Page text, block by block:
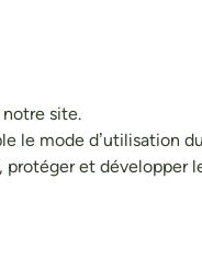
site.
le mode d’utilisation
et développer